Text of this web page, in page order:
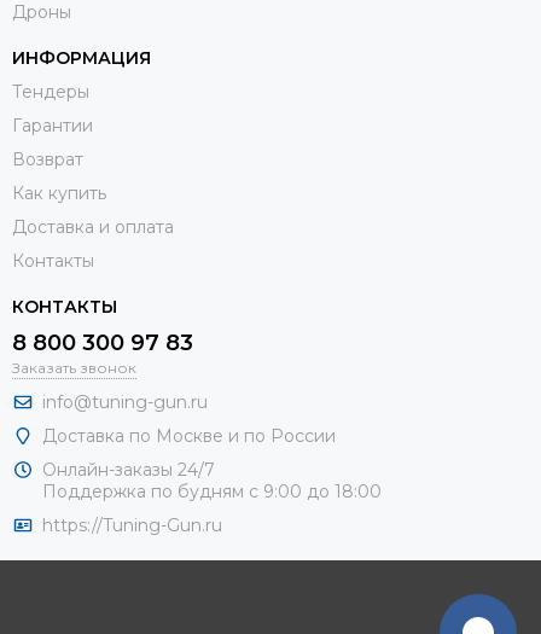
Дроны
ИНФОРМАЦИЯ
Тендеры
Гарантии
Возврат
Как купить
Доставка и оплата
Контакты
КОНТАКТЫ
8 800 300 97 83
Заказать звонок
info@tuning-gun.ru
Доставка по Москве и по России
Онлайн-заказы 24/7
Поддержка по будням с 9:00 до 18:00
https://Tuning-Gun.ru